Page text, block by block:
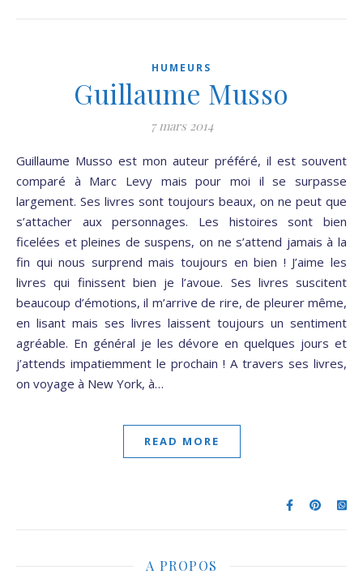
HUMEURS
Guillaume Musso
7 mars 2014
Guillaume Musso est mon auteur préféré, il est souvent
comparé à Marc Levy mais pour moi il se surpasse
largement. Ses livres sont toujours beaux, on ne peut que
s’attacher aux personnages. Les histoires sont bien
ficelées et pleines de suspens, on ne s’attend jamais à la
fin qui nous surprend mais toujours en bien ! J’aime les
livres qui finissent bien je l’avoue. Ses livres suscitent
beaucoup d’émotions, il m’arrive de rire, de pleurer même,
en lisant mais ses livres laissent toujours un sentiment
agréable. En général je les dévore en quelques jours et
j’attends impatiemment le prochain ! A travers ses livres,
on voyage à New York, à…
READ MORE
A PROPOS